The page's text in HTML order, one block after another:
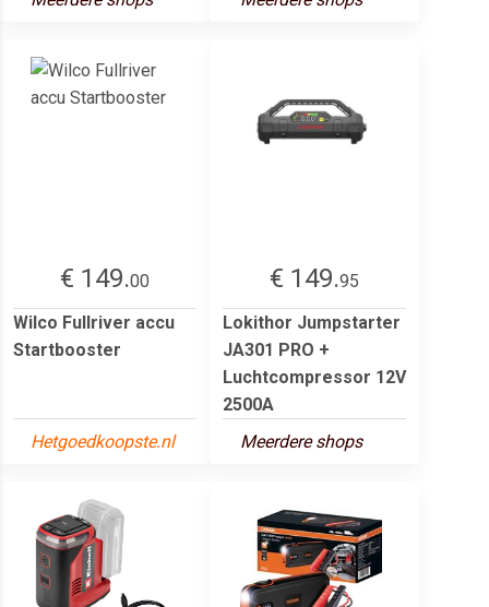
€ 149.00
Wilco Fullriver accu
Startbooster
Hetgoedkoopste.nl
€ 149.95
Lokithor Jumpstarter
JA301 PRO +
Luchtcompressor 12V
2500A
Meerdere shops